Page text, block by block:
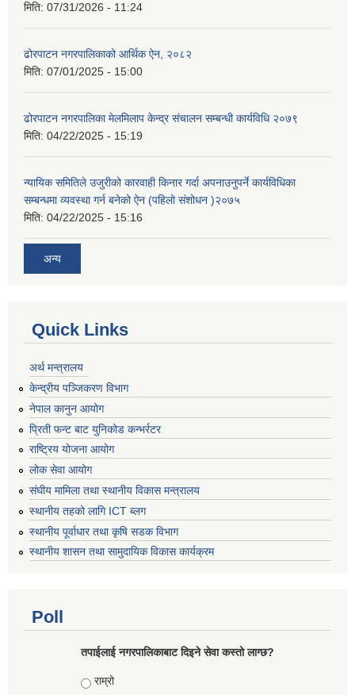
मिति: 07/31/2026 - 11:24
ढोरपाटन नगरपालिकाको आर्थिक ऐन, २०८२
मिति: 07/01/2025 - 15:00
ढोरपाटन नगरपालिका मेलमिलाप केन्द्र संचालन सम्बन्धी कार्यविधि २०७९
मिति: 04/22/2025 - 15:19
न्यायिक समितिले उजुरीको कारवाही किनार गर्दा अपनाउनुपर्ने कार्यविधिका
सम्बन्धमा व्यवस्था गर्न बनेको ऐन (पहिलो संशोधन )२०७५
मिति: 04/22/2025 - 15:16
अन्य
Quick Links
अर्थ मन्त्रालय
केन्द्रीय पञ्जिकरण विभाग
नेपाल कानुन आयोग
प्रिती फन्ट बाट युनिकोड कन्भर्रटर
राष्ट्रिय योजना आयोग
लोक सेवा आयोग
संघीय मामिला तथा स्थानीय विकास मन्त्रालय
स्थानीय तहको लागि ICT ब्लग
स्थानीय पूर्वाधार तथा कृषि सडक विभाग
स्थानीय शासन तथा सामुदायिक विकास कार्यक्रम
Poll
तपाईलाई नगरपालिकाबाट दिइने सेवा कस्तो लाग्छ?
Choices
राम्रो